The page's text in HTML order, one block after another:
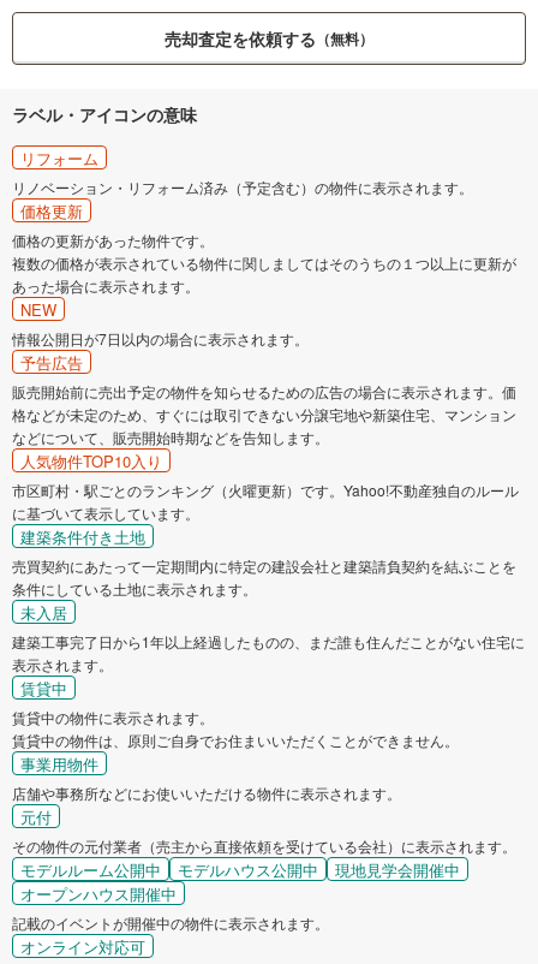
売却査定を依頼する （無料）
ラベル・アイコンの意味
リフォーム
リノベーション・リフォーム済み（予定含む）の物件に表示されます。
価格更新
価格の更新があった物件です。
複数の価格が表示されている物件に関しましてはそのうちの１つ以上に更新が
あった場合に表示されます。
NEW
情報公開日が7日以内の場合に表示されます。
予告広告
販売開始前に売出予定の物件を知らせるための広告の場合に表示されます。価
格などが未定のため、すぐには取引できない分譲宅地や新築住宅、マンション
などについて、販売開始時期などを告知します。
人気物件TOP10入り
市区町村・駅ごとのランキング（火曜更新）です。Yahoo!不動産独自のルール
に基づいて表示しています。
建築条件付き土地
売買契約にあたって一定期間内に特定の建設会社と建築請負契約を結ぶことを
条件にしている土地に表示されます。
未入居
建築工事完了日から1年以上経過したものの、まだ誰も住んだことがない住宅に
表示されます。
賃貸中
賃貸中の物件に表示されます。
賃貸中の物件は、原則ご自身でお住まいいただくことができません。
事業用物件
店舗や事務所などにお使いいただける物件に表示されます。
元付
その物件の元付業者（売主から直接依頼を受けている会社）に表示されます。
モデルルーム公開中 モデルハウス公開中
現地見学会開催中
オープンハウス開催中
記載のイベントが開催中の物件に表示されます。
オンライン対応可